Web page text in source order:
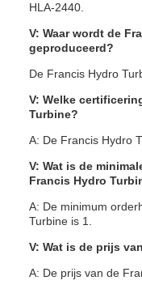
HLA-2440.
V: Waar wordt de
geproduceerd?
De Francis Hydro
V: Welke
Turbine?
A: De Francis Hydro
V: Wat is de
Francis Hydro
A: De minimum
Turbine is 1.
V: Wat is de prijs
A: De prijs van de